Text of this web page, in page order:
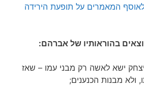
המאמרים על תופעת הירידה
בהוראותיו של אברהם:
ישא לאשה רק מבני עמו – שאז
ולא מבנות הכנענים;